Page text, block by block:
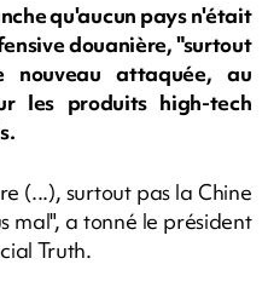
qu'aucun pays n'était
douanière, "surtout
attaquée, au
les produits high-tech
(...), surtout pas la Chine
mal", a tonné le président
Truth.